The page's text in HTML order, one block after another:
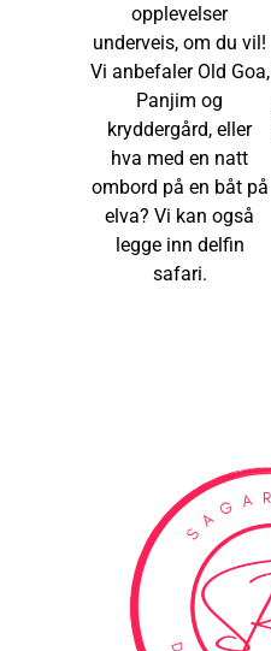
opplevelser
underveis, om du vil!
Vi anbefaler Old Goa,
Panjim og
kryddergård, eller
hva med en natt
ombord på en båt på
elva? Vi kan også
legge inn delfin
safari.